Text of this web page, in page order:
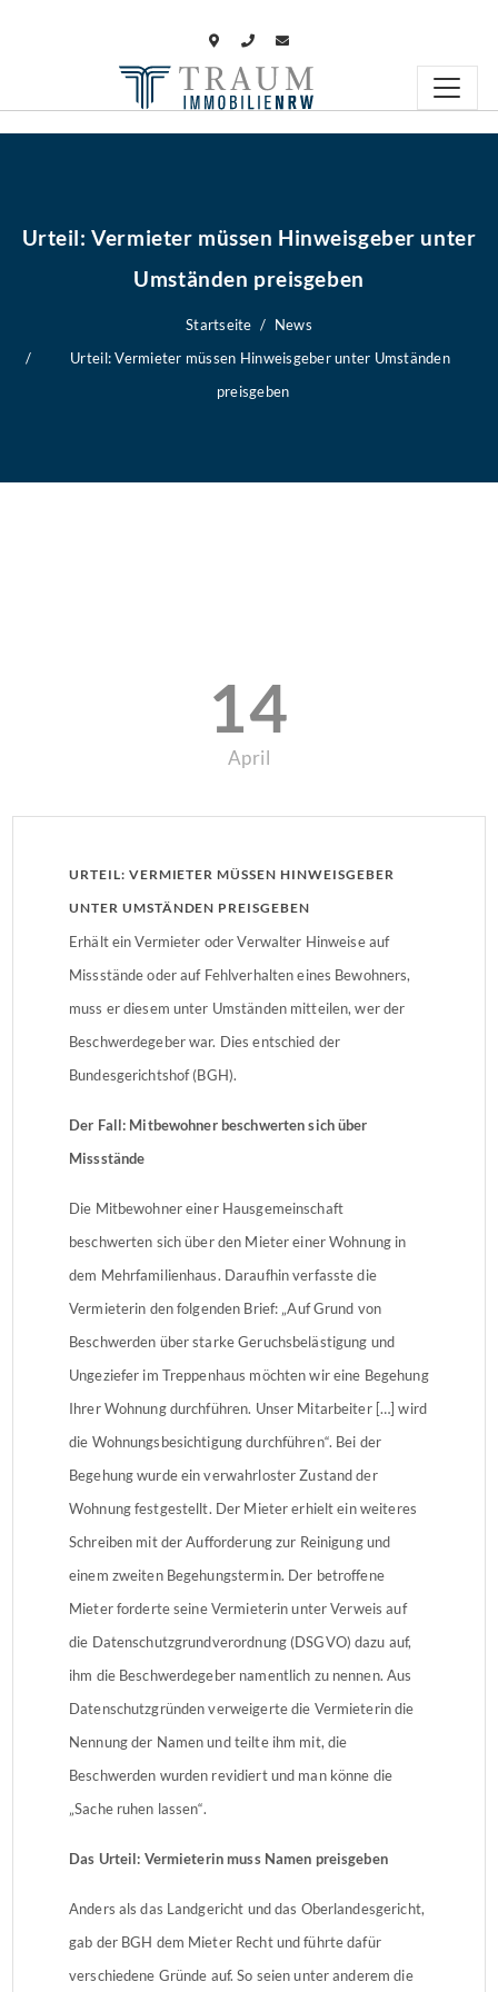
Urteil: Vermieter müssen Hinweisgeber unter
Umständen preisgeben
Startseite
News
Urteil: Vermieter müssen Hinweisgeber unter Umständen
preisgeben
14
April
URTEIL: VERMIETER MÜSSEN HINWEISGEBER
UNTER UMSTÄNDEN PREISGEBEN
Erhält ein Vermieter oder Verwalter Hinweise auf
Missstände oder auf Fehlverhalten eines Bewohners,
muss er diesem unter Umständen mitteilen, wer der
Beschwerdegeber war. Dies entschied der
Bundesgerichtshof (BGH).
Der Fall: Mitbewohner beschwerten sich über
Missstände
Die Mitbewohner einer Hausgemeinschaft
beschwerten sich über den Mieter einer Wohnung in
dem Mehrfamilienhaus. Daraufhin verfasste die
Vermieterin den folgenden Brief: „Auf Grund von
Beschwerden über starke Geruchsbelästigung und
Ungeziefer im Treppenhaus möchten wir eine Begehung
Ihrer Wohnung durchführen. Unser Mitarbeiter […] wird
die Wohnungsbesichtigung durchführen“. Bei der
Begehung wurde ein verwahrloster Zustand der
Wohnung festgestellt. Der Mieter erhielt ein weiteres
Schreiben mit der Aufforderung zur Reinigung und
einem zweiten Begehungstermin. Der betroffene
Mieter forderte seine Vermieterin unter Verweis auf
die Datenschutzgrundverordnung (DSGVO) dazu auf,
ihm die Beschwerdegeber namentlich zu nennen. Aus
Datenschutzgründen verweigerte die Vermieterin die
Nennung der Namen und teilte ihm mit, die
Beschwerden wurden revidiert und man könne die
„Sache ruhen lassen“.
Das Urteil: Vermieterin muss Namen preisgeben
Anders als das Landgericht und das Oberlandesgericht,
gab der BGH dem Mieter Recht und führte dafür
verschiedene Gründe auf. So seien unter anderem die